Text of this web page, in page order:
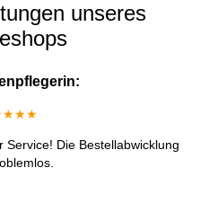
unseres
Die Bestellabwicklung